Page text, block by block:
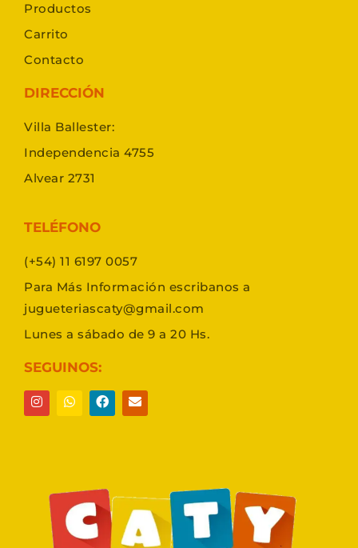
Productos
Carrito
Contacto
DIRECCIÓN
Villa Ballester:
Independencia 4755
Alvear 2731
TELÉFONO
(+54) 11 6197 0057
Para Más Información escribanos a
jugueteriascaty@gmail.com
Lunes a sábado de 9 a 20 Hs.
SEGUINOS: